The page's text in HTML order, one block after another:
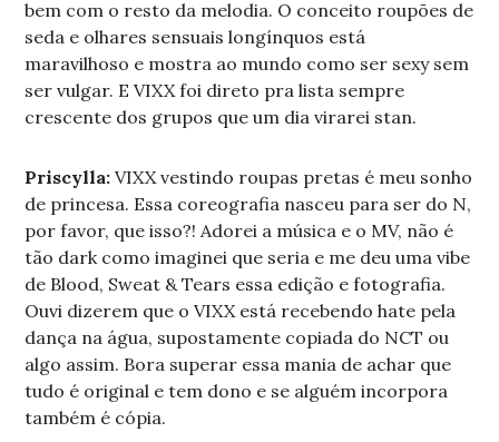
bem com o resto da melodia. O conceito roupões de
seda e olhares sensuais longínquos está
maravilhoso e mostra ao mundo como ser sexy sem
ser vulgar. E VIXX foi direto pra lista sempre
crescente dos grupos que um dia virarei stan.
Priscylla: VIXX vestindo roupas pretas é meu sonho
de princesa. Essa coreografia nasceu para ser do N,
por favor, que isso?! Adorei a música e o MV, não é
tão dark como imaginei que seria e me deu uma vibe
de Blood, Sweat & Tears essa edição e fotografia.
Ouvi dizerem que o VIXX está recebendo hate pela
dança na água, supostamente copiada do NCT ou
algo assim. Bora superar essa mania de achar que
tudo é original e tem dono e se alguém incorpora
também é cópia.